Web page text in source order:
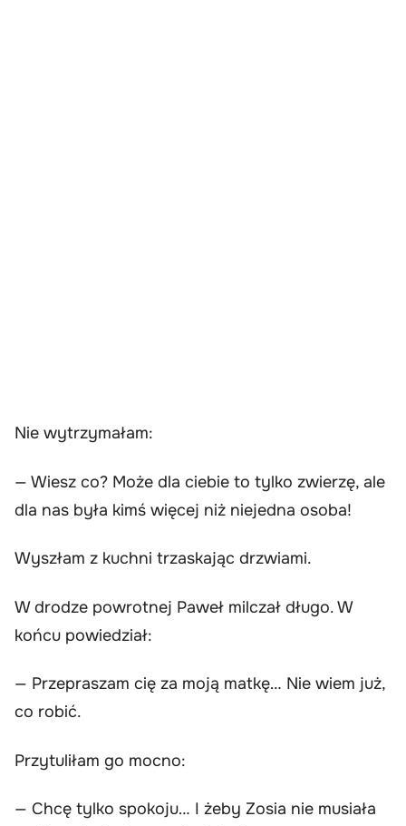
Nie wytrzymałam:
— Wiesz co? Może dla ciebie to tylko zwierzę, ale
dla nas była kimś więcej niż niejedna osoba!
Wyszłam z kuchni trzaskając drzwiami.
W drodze powrotnej Paweł milczał długo. W
końcu powiedział:
— Przepraszam cię za moją matkę… Nie wiem już,
co robić.
Przytuliłam go mocno:
— Chcę tylko spokoju… I żeby Zosia nie musiała